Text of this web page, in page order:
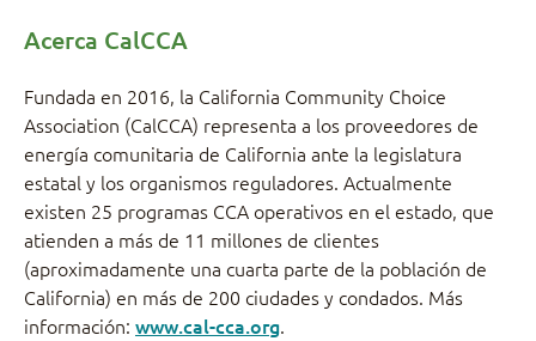
Acerca CalCCA
Fundada en 2016, la California Community Choice
Association (CalCCA) representa a los proveedores de
energía comunitaria de California ante la legislatura
estatal y los organismos reguladores. Actualmente
existen 25 programas CCA operativos en el estado, que
atienden a más de 11 millones de clientes
(aproximadamente una cuarta parte de la población de
California) en más de 200 ciudades y condados. Más
información: www.cal-cca.org.